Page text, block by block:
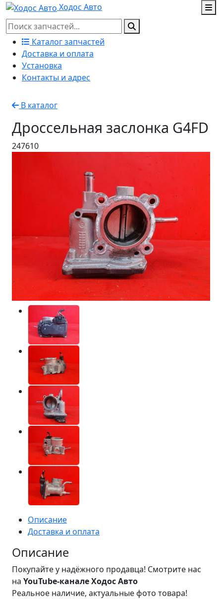
Ходос Авто
Каталог запчастей
Доставка и оплата
Установка
Контакты и адрес
В каталог
Дроссельная заслонка G4FD
247610
Описание
Доставка и оплата
Описание
Покупайте у надёжного продавца! Смотрите нас
на YouTube-канале Ходос Авто
Реальное наличие, актуальные фото товара!